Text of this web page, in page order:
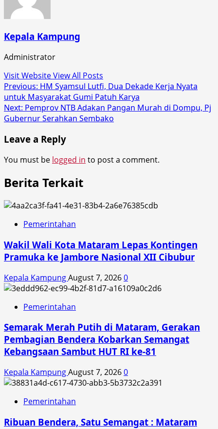
Kepala Kampung
Administrator
Visit WebsiteView All Posts
Post
navigation
Previous: HM Syamsul Lutfi, Dua Dekade Kerja Nyata
untuk Masyarakat Gumi Patuh Karya
Next: Pemprov NTB Adakan Pangan Murah di Dompu, Pj
Gubernur Serahkan Sembako
Leave a Reply
You must be logged in to post a comment.
Berita Terkait
Pemerintahan
Wakil Wali Kota Mataram Lepas Kontingen
Pramuka ke Jambore Nasional XII Cibubur
Kepala KampungAugust 7, 20260
Pemerintahan
Semarak Merah Putih di Mataram, Gerakan
Pembagian Bendera Kobarkan Semangat
Kebangsaan Sambut HUT RI ke-81
Kepala KampungAugust 7, 20260
Pemerintahan
Ribuan Bendera, Satu Semangat : Mataram